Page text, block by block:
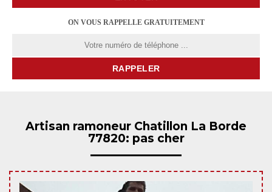
ON VOUS RAPPELLE GRATUITEMENT
Artisan ramoneur Chatillon La Borde
77820: pas cher